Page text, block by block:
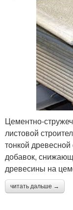
Цементно-
листовой
тонкой
добавок,
древесины на
читать дальше →